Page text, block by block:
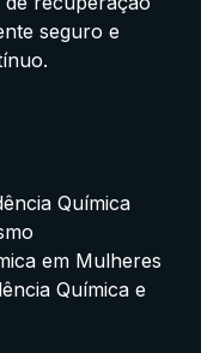
seguro e
Química
em Mulheres
Química e